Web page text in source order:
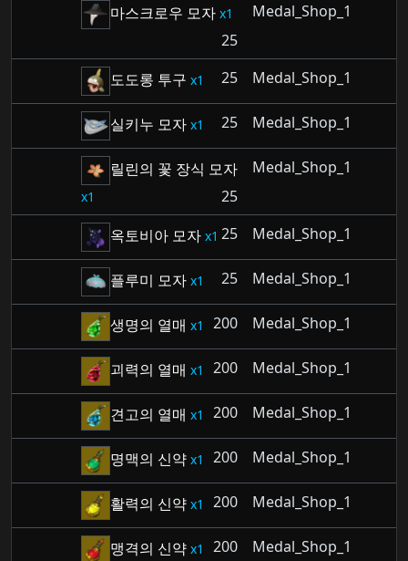
마스크로우 모자 1
25
Medal_Shop_1
도도롱 투구 1 25 Medal_Shop_1
실키누 모자 1 25 Medal_Shop_1
릴린의 꽃 장식 모자
1 25
Medal_Shop_1
옥토비아 모자 1 25 Medal_Shop_1
플루미 모자 1 25 Medal_Shop_1
생명의 열매 1 200 Medal_Shop_1
괴력의 열매 1 200 Medal_Shop_1
견고의 열매 1 200 Medal_Shop_1
명맥의 신약 1 200 Medal_Shop_1
활력의 신약 1 200 Medal_Shop_1
맹격의 신약 1 200 Medal_Shop_1